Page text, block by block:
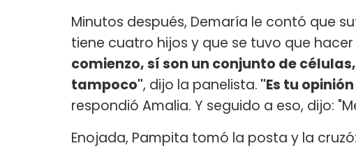
Minutos después, Demaría le contó que
tiene cuatro hijos y que se tuvo que
comienzo, sí son un conjunto de
tampoco", dijo la panelista. "Es tu
respondió Amalia. Y seguido a eso, dijo:
Enojada, Pampita tomó la posta y la cruzó: